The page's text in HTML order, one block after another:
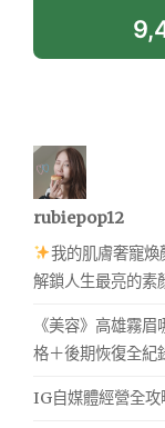
rubiepop12
我的肌膚奢寵
解鎖人生最亮的素
《美容》高雄霧
格＋後期恢復全紀
IG自媒體經營全攻